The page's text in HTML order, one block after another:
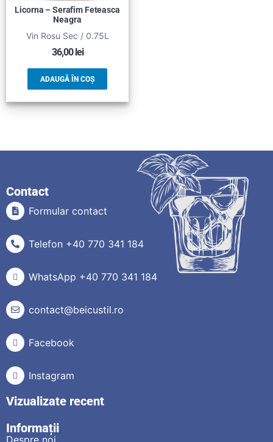
Licorna – Serafim Feteasca
Neagra
Vin Rosu Sec / 0.75L
36,00lei
ADAUGĂ ÎN COȘ
Contact
Formular contact
Telefon +40 770 341 184
WhatsApp +40 770 341 184
contact@beicustil.ro
Facebook
Instagram
Vizualizate recent
Informații
Despre noi